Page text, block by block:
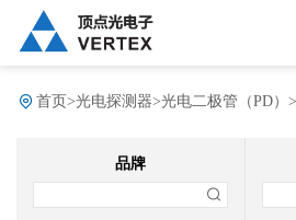
首页 >光电探测器>光电二极管（PD） >
品牌